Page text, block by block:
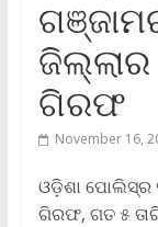
ଜିଲ୍ଲାର
ଗିରଫ
November 16,
ଓଡ଼ିଶା ପୋଲିସ୍‌ର
ଗିରଫ, ଗତ ୫